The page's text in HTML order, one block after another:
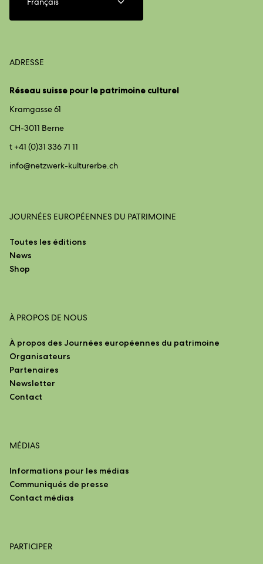
ADRESSE
Réseau suisse pour le patrimoine culturel
Kramgasse 61
CH-3011 Berne
t +41 (0)31 336 71 11
info@netzwerk-kulturerbe.ch
JOURNÉES EUROPÉENNES DU PATRIMOINE
Toutes les éditions
News
Shop
À PROPOS DE NOUS
À propos des Journées européennes du patrimoine
Organisateurs
Partenaires
Newsletter
Contact
MÉDIAS
Informations pour les médias
Communiqués de presse
Contact médias
PARTICIPER